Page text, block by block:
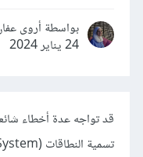
بواسطة أروى
24 يناير 2024